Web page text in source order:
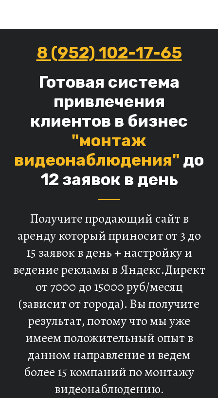
8 (952) 102-17-65
Готовая система
привлечения
клиентов в бизнес
"монтаж
видеонаблюдения" до
12 заявок в день
Получите продающий сайт в
аренду который приносит от 3 до
15 заявок в день + настройку и
ведение рекламы в Яндекс.Директ
от 7000 до 15000 руб/месяц
(зависит от города). Вы получите
результат, потому что мы уже
имеем положительный опыт в
данном направление и ведем
более 15 компаний по монтажу
видеонаблюдению.